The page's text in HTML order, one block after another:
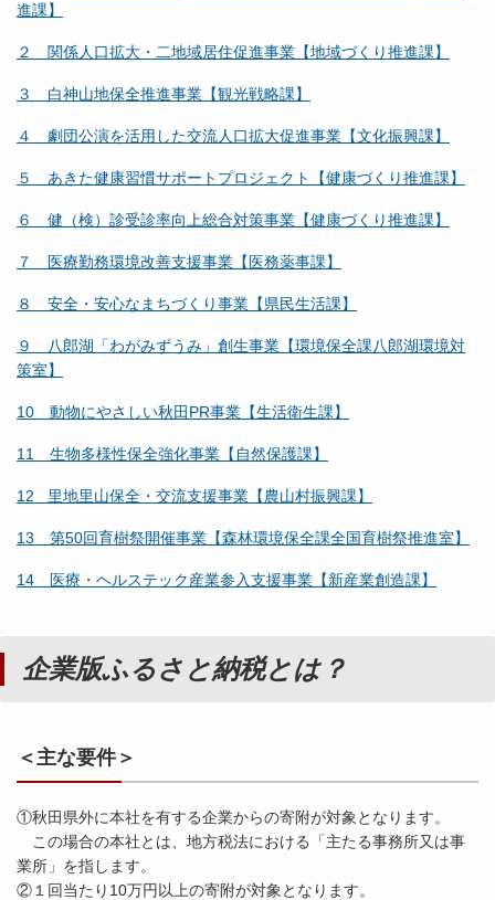
進課】
２ 関係人口拡大・二地域居住促進事業【地域づくり推進課】
３ 白神山地保全推進事業【観光戦略課】
４ 劇団公演を活用した交流人口拡大促進事業【文化振興課】
５ あきた健康習慣サポートプロジェクト【健康づくり推進課】
６ 健（検）診受診率向上総合対策事業【健康づくり推進課】
７ 医療勤務環境改善支援事業【医務薬事課】
８ 安全・安心なまちづくり事業【県民生活課】
９ 八郎湖「わがみずうみ」創生事業【環境保全課八郎湖環境対
策室】
10 動物にやさしい秋田PR事業【生活衛生課】
11 生物多様性保全強化事業【自然保護課】
12 里地里山保全・交流支援事業【農山村振興課】
13 第50回育樹祭開催事業【森林環境保全課全国育樹祭推進室】
14 医療・ヘルステック産業参入支援事業【新産業創造課】
企業版ふるさと納税とは？
＜主な要件＞
①秋田県外に本社を有する企業からの寄附が対象となります。
この場合の本社とは、地方税法における「主たる事務所又は事
業所」を指します。
②１回当たり10万円以上の寄附が対象となります。